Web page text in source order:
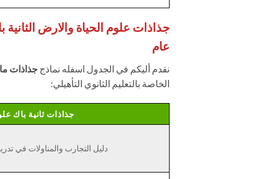
عام
نقدم أليكم في الجدول اسفله نماذج جذاذات
الخاصة بالتعليم الثانوي التأهيلي:
جذاذات ثانية باك
دليل التجارب والمناولات في